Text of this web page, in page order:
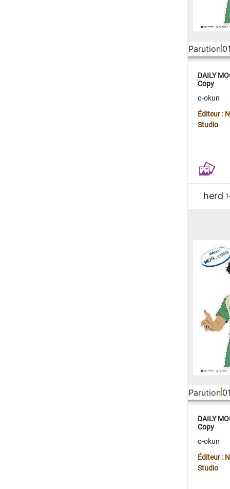
Parution
DAILY
Copy
o-okun
Éditeur :
Studio
herd
Parution
DAILY
Copy
o-okun
Éditeur :
Studio